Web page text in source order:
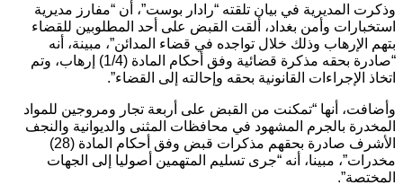
وذكرت المديرية في بيان تلقته “رادار بوست”، أن “مفارز مديرية
استخبارات وأمن بغداد، ألقت القبض على أحد المطلوبين للقضاء
بتهم الإرهاب وذلك خلال تواجده في قضاء المدائن”، مبينة، أنه
“صادرة بحقه مذكرة قضائية وفق أحكام المادة (1/4) إرهاب، وتم
اتخاذ الإجراءات القانونية بحقه وإحالته إلى القضاء”.
وأضافت، أنها “تمكنت من القبض على أربعة تجار ومروجين للمواد
المخدرة بالجرم المشهود في محافظات المثنى والديوانية والنجف
الأشرف صادرة بحقهم مذكرات قبض وفق أحكام المادة (28)
مخدرات”، مبينا، أنه “جرى تسليم المتهمين أصوليا إلى الجهات
المختصة”.